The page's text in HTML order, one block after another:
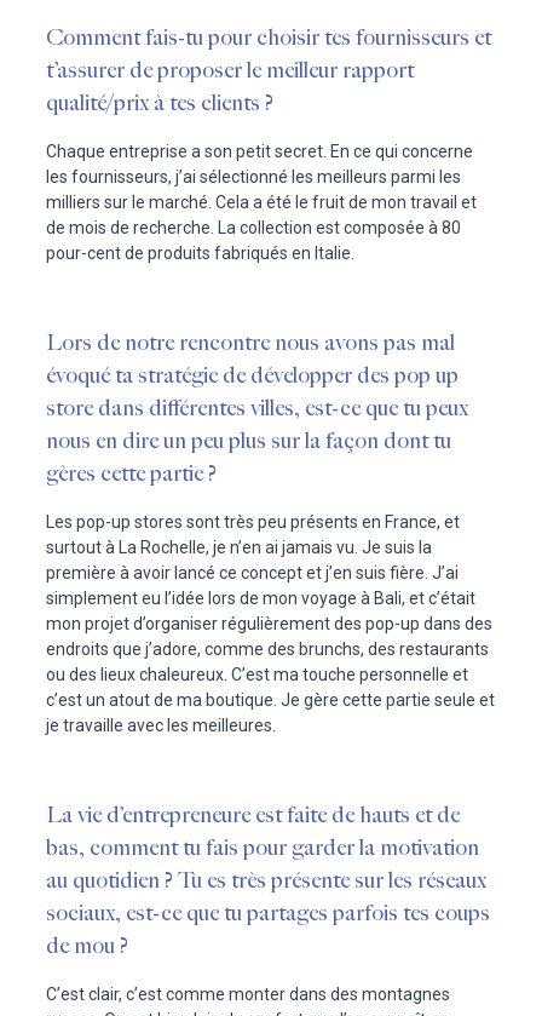
Comment fais-tu pour choisir tes fournisseurs et
t’assurer de proposer le meilleur rapport
qualité/prix à tes clients ?
Chaque entreprise a son petit secret. En ce qui concerne
les fournisseurs, j’ai sélectionné les meilleurs parmi les
milliers sur le marché. Cela a été le fruit de mon travail et
de mois de recherche. La collection est composée à 80
pour-cent de produits fabriqués en Italie.
Lors de notre rencontre nous avons pas mal
évoqué ta stratégie de développer des pop up
store dans différentes villes, est-ce que tu peux
nous en dire un peu plus sur la façon dont tu
gères cette partie ?
Les pop-up stores sont très peu présents en France, et
surtout à La Rochelle, je n’en ai jamais vu. Je suis la
première à avoir lancé ce concept et j’en suis fière. J’ai
simplement eu l’idée lors de mon voyage à Bali, et c’était
mon projet d’organiser régulièrement des pop-up dans des
endroits que j’adore, comme des brunchs, des restaurants
ou des lieux chaleureux. C’est ma touche personnelle et
c’est un atout de ma boutique. Je gère cette partie seule et
je travaille avec les meilleures.
La vie d’entrepreneure est faite de hauts et de
bas, comment tu fais pour garder la motivation
au quotidien ? Tu es très présente sur les réseaux
sociaux, est-ce que tu partages parfois tes coups
de mou ?
C’est clair, c’est comme monter dans des montagnes